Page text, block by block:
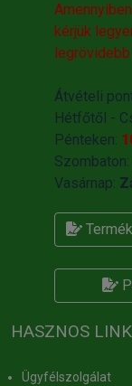
kérjük
Átvételi
Hétfőtől -
Pénteken:
Szombaton:
Vasárnap:
HASZNOS
Ügyfélszolgálat